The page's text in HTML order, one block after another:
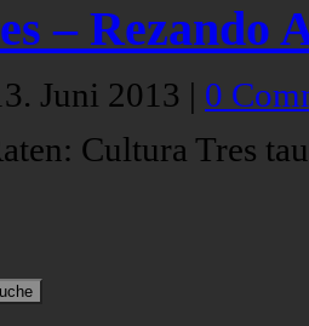
– Rezando
Juni 2013 | 0
Cultura Tres